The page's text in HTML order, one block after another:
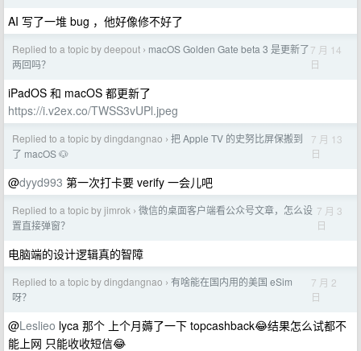
AI 写了一堆 bug ，他好像修不好了
Replied to a topic by deepout › macOS Golden Gate beta 3 是更新了
两回吗？
7 月 14
日
iPadOS 和 macOS 都更新了
https://i.v2ex.co/TWSS3vUPl.jpeg
Replied to a topic by dingdangnao › 把 Apple TV 的史努比屏保搬到
了 macOS 🐶
7 月 13
日
@dyyd993 第一次打卡要 verify 一会儿吧
Replied to a topic by jimrok › 微信的桌面客户端看公众号文章，怎么设
置直接弹窗？
7 月 3
日
电脑端的设计逻辑真的智障
Replied to a topic by dingdangnao › 有啥能在国内用的美国 eSim
呀？
7 月 2
日
@Leslieo lyca 那个 上个月薅了一下 topcashback😂结果怎么试都不
能上网 只能收收短信😂